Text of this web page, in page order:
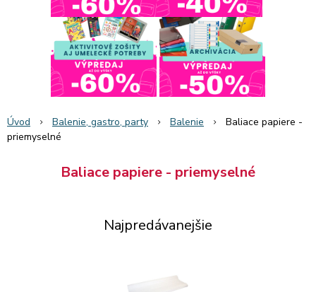
Úvod Balenie, gastro, party Balenie
Baliace papiere -
priemyselné
Baliace papiere - priemyselné
Najpredávanejšie